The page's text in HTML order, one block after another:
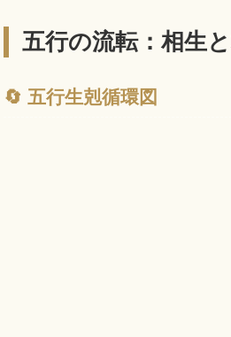
五行の流転：相生
🔄 五行生剋循環図